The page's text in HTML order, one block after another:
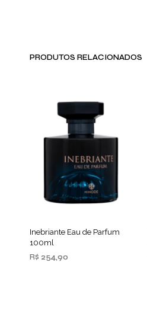
PRODUTOS RELACIONADOS
Inebriante Eau de Parfum
100ml
R$ 254,90